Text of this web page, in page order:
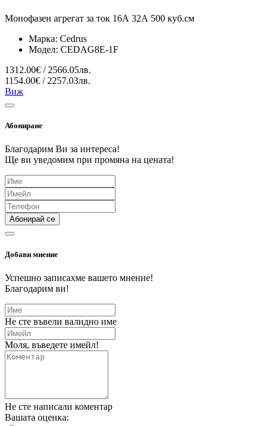
Монофазен агрегат за ток 16А 32А 500 куб.см
Марка: Cedrus
Модел: CEDAG8E-1F
1312.00€ / 2566.05лв.
1154.00€ / 2257.03лв.
Виж
Абониране
Благодарим Ви за интереса!
Ще ви уведомим при промяна на цената!
Абонирай се
Добави мнение
Успешно записахме вашето мнение!
Благодарим ви!
Не сте въвели валидно име
Моля, въведете имейл!
Не сте написали коментар
Вашата оценка: